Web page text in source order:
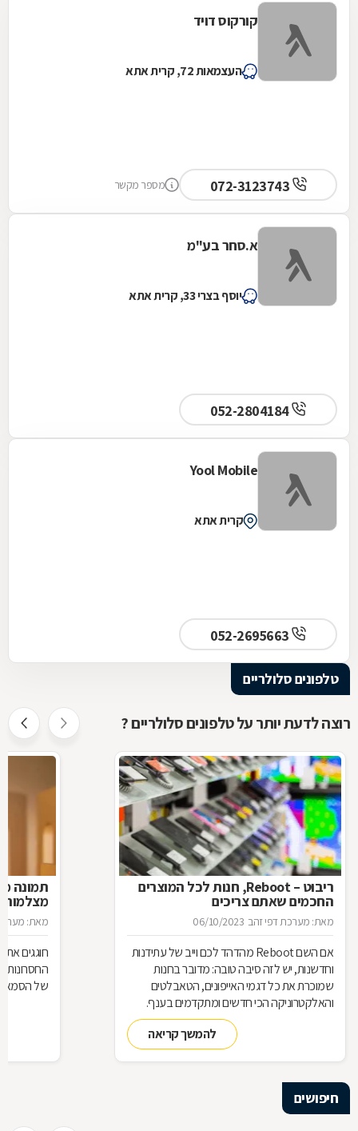
קורקוס דויד
העצמאות 72, קרית אתא
מספר מקשר
א.סחר בע"מ
יוסף בצרי 33, קרית אתא
052-2804184
Yool Mobile
קרית אתא
טלפונים סלולריים
רוצה לדעת יותר על טלפונים סלולריים ?
ריבוט – Reboot, חנות לכל המוצרים
החכמים שאתם צריכים
מאת: מערכת דפי זהב 06/10/2023
אם השם Reboot מהדהד לכם וייב של עתידנות
וחדשנות, יש לזה סיבה טובה: מדובר בחנות
שמוכרת את כל דגמי האייפונים, הטאבלטים
והאלקטרוניקה הכי חדשים ומתקדמים בענף.
להמשך קריאה
תמונה
מצלמות
מאת:
החסרונות
של
חיפושים